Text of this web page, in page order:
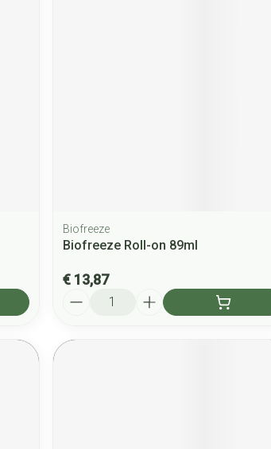
Biofreeze
Biofreeze Roll-on 89ml
€ 13,87